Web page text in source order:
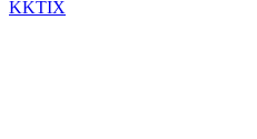
KKTIX